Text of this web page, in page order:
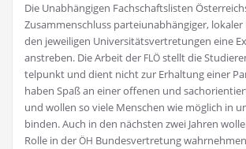
Die Unab­hän­gi­gen Fach­schafts­lis­ten
Zusam­men­schluss par­tei­un­ab­hän­gi­ger, loka­ler
den jewei­li­gen Uni­ver­si­täts­ver­tre­tun­gen eine
anstre­ben. Die Arbeit der FLÖstellt die
tel­punkt und dient nicht zur Erhal­tung einer
haben Spaß an einer offe­nen und
und wol­len so vie­le Men­schen wie mög­lich in
bin­den. Auch in den nächs­ten zwei Jah­ren
Rol­le in derÖH Bun­des­ver­tre­tung